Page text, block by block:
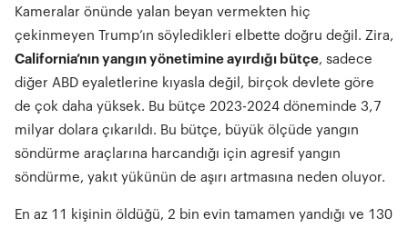
Kameralar önünde yalan beyan vermekten hiç
çekinmeyen Trump’ın söyledikleri elbette doğru değil. Zira,
California’nın yangın yönetimine ayırdığı bütçe, sadece
diğer ABD eyaletlerine kıyasla değil, birçok devlete göre
de çok daha yüksek. Bu bütçe 2023-2024 döneminde 3,7
milyar dolara çıkarıldı. Bu bütçe, büyük ölçüde yangın
söndürme araçlarına harcandığı için agresif yangın
söndürme, yakıt yükünün de aşırı artmasına neden oluyor.
En az 11 kişinin öldüğü, 2 bin evin tamamen yandığı ve 130